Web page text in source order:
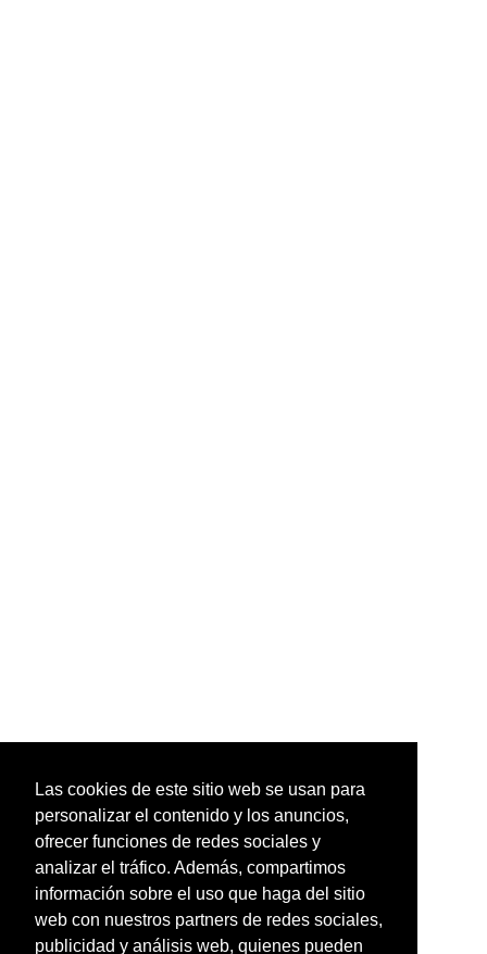
Las cookies de este sitio web se usan para
personalizar el contenido y los anuncios,
ofrecer funciones de redes sociales y
analizar el tráfico. Además, compartimos
información sobre el uso que haga del sitio
web con nuestros partners de redes sociales,
publicidad y análisis web, quienes pueden